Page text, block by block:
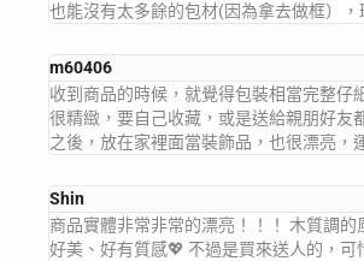
也能沒有太多餘的包材(因為拿去做框），
m60406
收到商品的時候，就覺得包裝相當完整仔
很精緻，要自己收藏，或是送給親朋好友
之後，放在家裡面當裝飾品，也很漂亮，
Shin
商品實體非常非常的漂亮！！！ 木質調的
好美、好有質感💖 不過是買來送人的，可